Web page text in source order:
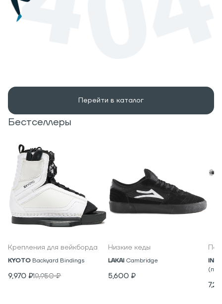
Перейти в каталог
Бестселлеры
Крепления для вейкборда
KYOTO Backyard Bindings
9,970 ₽19,950₽
Низкие кеды
LAKAI Cambridge
5,600 ₽